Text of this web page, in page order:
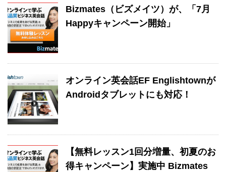
Bizmates（ビズメイツ）が、「7月
Happyキャンペーン開始」
オンライン英会話EF Englishtownが
Androidタブレットにも対応！
【無料レッスン1回分増量、初夏のお
得キャンペーン】実施中 Bizmates